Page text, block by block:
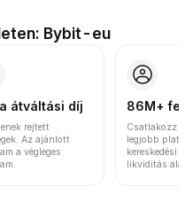
Bybit-eu
átváltási díj
rejtett
Az ajánlott
a végleges
86M+
Csatlakozz a
legjobb
kereskedési
likviditás